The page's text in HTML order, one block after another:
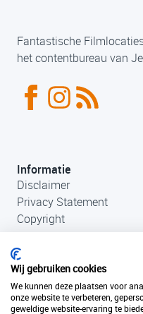
Fantastische
het contentbureau van
Informatie
Disclaimer
Privacy Statement
Copyright
Wij gebruiken cookies
We kunnen deze plaatsen voor
onze website te verbeteren,
geweldige website-ervaring te